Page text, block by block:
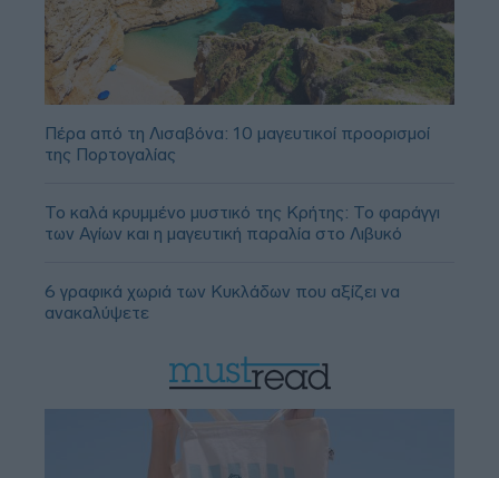
Πέρα από τη Λισαβόνα: 10 μαγευτικοί προορισμοί
της Πορτογαλίας
Το καλά κρυμμένο μυστικό της Κρήτης: Το φαράγγι
των Αγίων και η μαγευτική παραλία στο Λιβυκό
6 γραφικά χωριά των Κυκλάδων που αξίζει να
ανακαλύψετε